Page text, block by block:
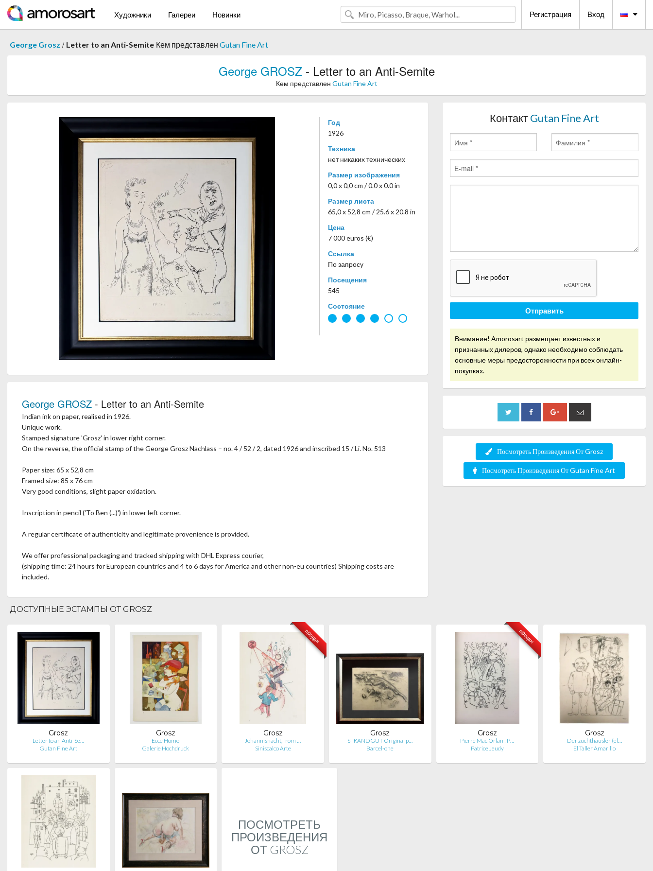
Художники Галереи Новинки Регистрация Вход
George Grosz / Letter to an Anti-Semite Кем представлен Gutan Fine Art
George GROSZ - Letter to an Anti-Semite
Кем представлен Gutan Fine Art
Год
1926
Техника
нет никаких технических
Размер изображения
0,0 x 0,0 cm / 0.0 x 0.0 in
Размер листа
65,0 x 52,8 cm / 25.6 x 20.8 in
Цена
7 000 euros (€)
Ссылка
По запросу
Посещения
545
Состояние
George GROSZ - Letter to an Anti-Semite
Indian ink on paper, realised in 1926.
Unique work.
Stamped signature 'Grosz' in lower right corner.
On the reverse, the official stamp of the George Grosz Nachlass – no. 4 / 52 / 2, dated 1926 and inscribed 15 / Li. No. 513
Paper size: 65 x 52,8 cm
Framed size: 85 x 76 cm
Very good conditions, slight paper oxidation.
Inscription in pencil ('To Ben (...)') in lower left corner.
A regular certificate of authenticity and legitimate provenience is provided.
We offer professional packaging and tracked shipping with DHL Express courier,
(shipping time: 24 hours for European countries and 4 to 6 days for America and other non-eu countries) Shipping costs are
included.
КонтактGutan Fine Art
Отправить
Внимание! Amorosart размещает известных и
признанных дилеров, однако необходимо соблюдать
основные меры предосторожности при всех онлайн-
покупках.
Посмотреть Произведения От Grosz
Посмотреть Произведения От Gutan Fine Art
ДОСТУПНЫЕ ЭСТАМПЫ ОТ GROSZ
Grosz
Letter to an Anti-Se…
Gutan Fine Art
Grosz
Ecce Homo
Galerie Hochdruck
продан
Grosz
Johannisnacht, from …
Siniscalco Arte
Grosz
STRANDGUT Original p…
Barcel-one
продан
Grosz
Pierre Mac Orlan : P…
Patrice Jeudy
Grosz
Der zuchthausler (el…
El Taller Amarillo
ПОСМОТРЕТЬ
ПРОИЗВЕДЕНИЯ
ОТ GROSZ